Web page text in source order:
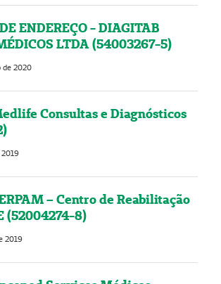
ENDEREÇO - DIAGITAB
LTDA (54003267-5)
de 2020
Consultas e Diagnósticos
2019
– Centro de Reabilitação
(52004274-8)
2019